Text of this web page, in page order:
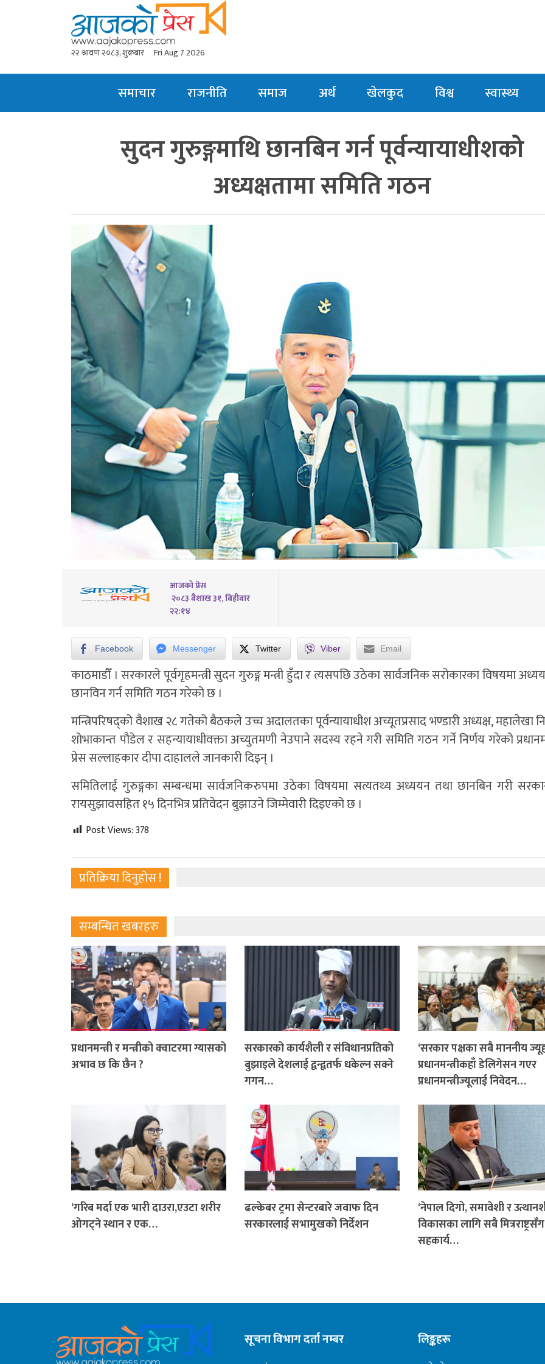
२२ श्रावण २०८३, शुक्रबार Fri Aug 7 2026
समाचार राजनीति समाज अर्थ खेलकुद विश्व स्वास्थ्य
सुदन गुरुङ्गमाथि छानबिन गर्न पूर्वन्यायाधीशको
अध्यक्षतामा समिति गठन
आजको प्रेस
२०८३ बैशाख ३१, बिहीबार
२२:१४
Facebook Messenger Twitter Viber Email
काठमाडौँ । सरकारले पूर्वगृहमन्त्री सुदन गुरुङ्ग मन्त्री हुँदा र त्यसपछि उठेका सार्वजनिक सरोकारका विषयमा
छानविन गर्न समिति गठन गरेको छ ।
मन्त्रिपरिषद्को वैशाख २८ गतेको बैठकले उच्च अदालतका पूर्वन्यायाधीश अच्यूतप्रसाद भण्डारी अध्यक्ष, महालेखा
शोभाकान्त पौडेल र सहन्यायाधीवक्ता अच्युतमणी नेउपाने सदस्य रहने गरी समिति गठन गर्ने निर्णय गरेको
प्रेस सल्लाहकार दीपा दाहालले जानकारी दिइन् ।
समितिलाई गुरुङ्गका सम्बन्धमा सार्वजनिकरुपमा उठेका विषयमा सत्यतथ्य अध्ययन तथा छानबिन गरी
रायसुझावसहित १५ दिनभित्र प्रतिवेदन बुझाउने जिम्मेवारी दिइएको छ ।
Post Views:378
प्रतिक्रिया दिनुहोस !
सम्बन्धित खबरहरु
प्रधानमन्त्री र मन्त्रीको क्वाटरमा ग्यासको
अभाव छ कि छैन ?
सरकारको कार्यशैली र संविधानप्रतिको
बुझाइले देशलाई द्वन्द्वतर्फ धकेल्न सक्ने
गगन…
‘सरकार पक्षका सबै माननीय
प्रधानमन्त्रीकहाँ डेलिगेसन गएर
प्रधानमन्त्रीज्यूलाई निवेदन…
‘गरिब मर्दा एक भारी दाउरा,एउटा शरीर
ओगट्ने स्थान र एक…
ढल्केबर ट्रमा सेन्टरबारे जवाफ दिन
सरकारलाई सभामुखको निर्देशन
‘नेपाल दिगो, समावेशी र
विकासका लागि सबै मित्रराष्ट्रसँग
सहकार्य…
सूचना विभाग दर्ता नम्बर लिङ्कहरू